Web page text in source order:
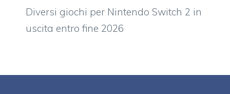
Diversi giochi per Nintendo Switch 2 in
uscita entro fine 2026